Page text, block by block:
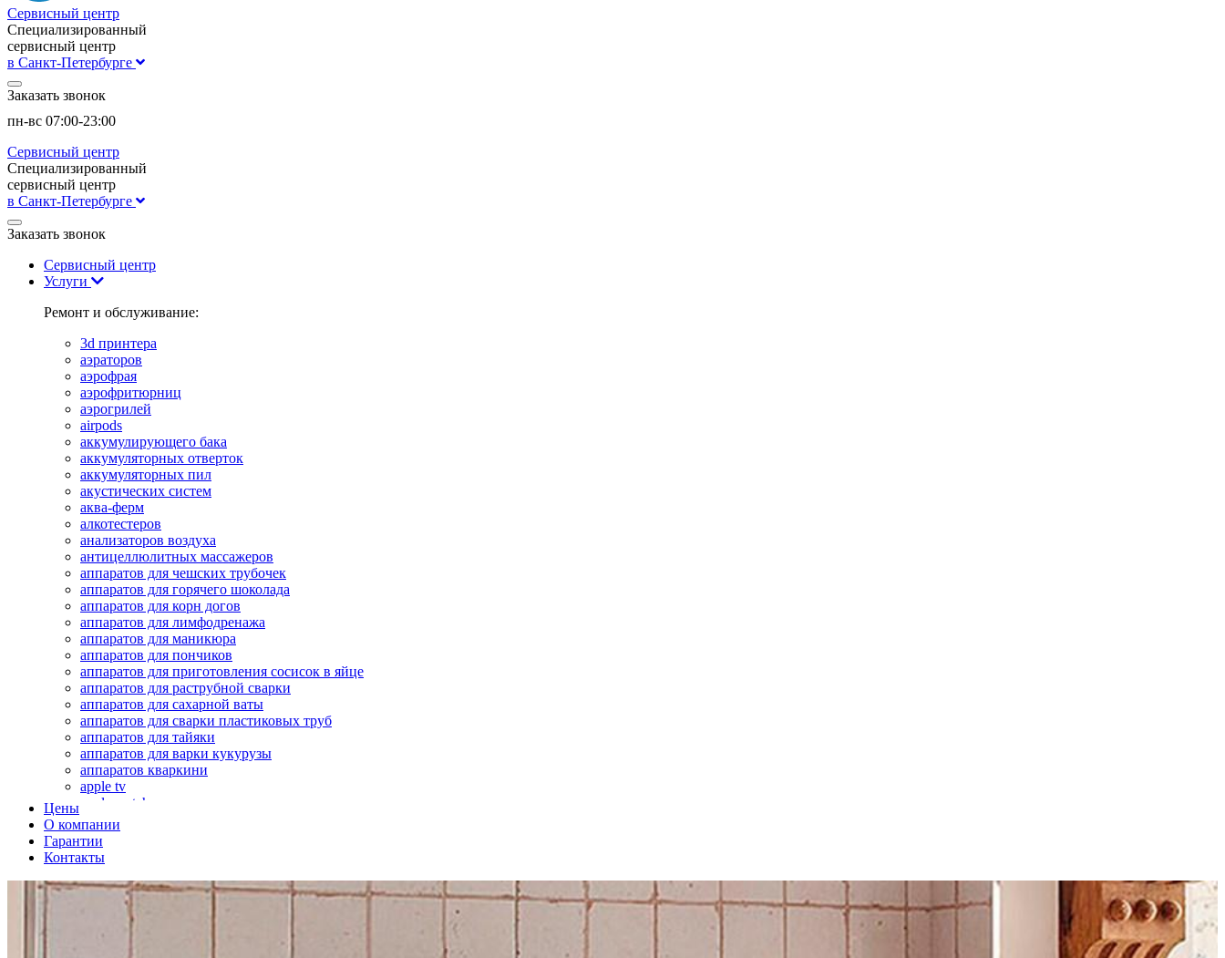
Сервисный центр
Специализированный
сервисный центр
в Санкт-Петербурге
Заказать звонок
пн-вс 07:00-23:00
Сервисный центр
Специализированный
сервисный центр
в Санкт-Петербурге
Заказать звонок
Сервисный центр
Услуги
Ремонт и обслуживание:
3d принтера
аэраторов
аэрофрая
аэрофритюрниц
аэрогрилей
airpods
аккумулирующего бака
аккумуляторных отверток
аккумуляторных пил
акустических систем
аква-ферм
алкотестеров
анализаторов воздуха
антицеллюлитных массажеров
аппаратов для чешских трубочек
аппаратов для горячего шоколада
аппаратов для корн догов
аппаратов для лимфодренажа
аппаратов для маникюра
аппаратов для пончиков
аппаратов для приготовления сосисок в яйце
аппаратов для раструбной сварки
аппаратов для сахарной ваты
аппаратов для сварки пластиковых труб
аппаратов для тайяки
аппаратов для варки кукурузы
аппаратов кваркини
apple tv
apple watch
аромадиффузоров
аромастанций
ароматизаторов воздуха
аудиоплееров
аудиопроцессоров
аудиосистем
аудиоусилителей
авто акустики, автомобильной акустики
Цены
О компании
Гарантии
Контакты